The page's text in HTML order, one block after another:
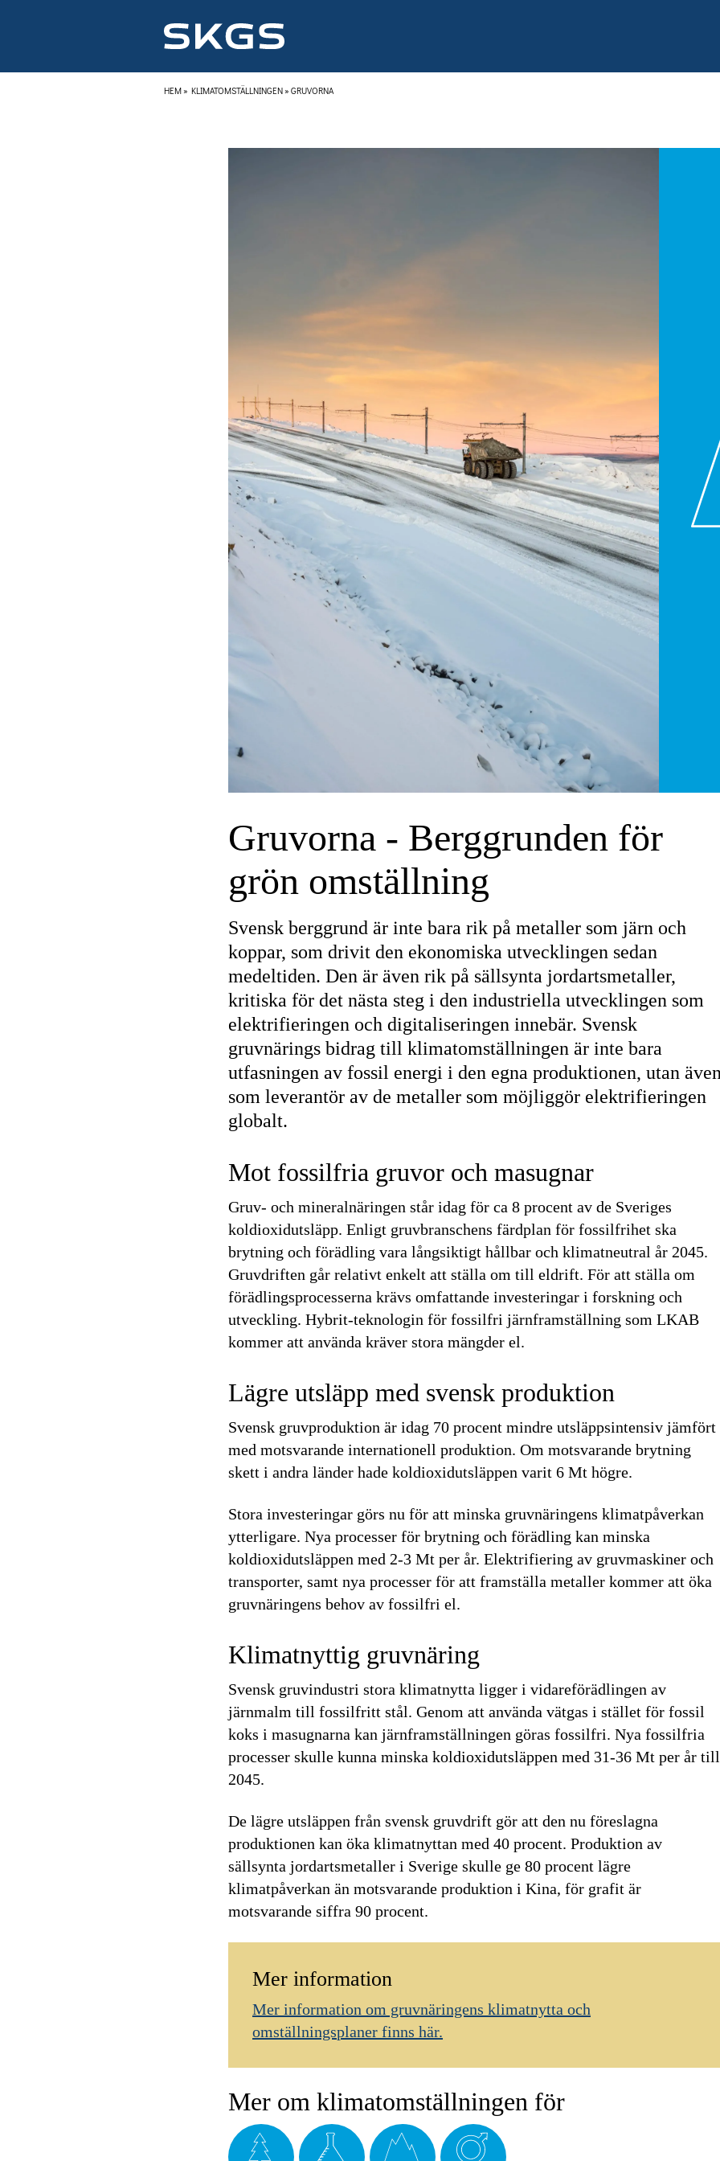
HEM» KLIMATOMSTÄLLNINGEN» GRUVORNA
Gruvorna - Berggrunden för
grön omställning
Svensk berggrund är inte bara rik på metaller som järn och
koppar, som drivit den ekonomiska utvecklingen sedan
medeltiden. Den är även rik på sällsynta jordartsmetaller,
kritiska för det nästa steg i den industriella utvecklingen som
elektrifieringen och digitaliseringen innebär. Svensk
gruvnärings bidrag till klimatomställningen är inte bara
utfasningen av fossil energi i den egna produktionen, utan
som leverantör av de metaller som möjliggör elektrifieringen
globalt.
Mot fossilfria gruvor och masugnar
Gruv- och mineralnäringen står idag för ca 8 procent av de Sveriges
koldioxidutsläpp. Enligt gruvbranschens färdplan för fossilfrihet ska
brytning och förädling vara långsiktigt hållbar och klimatneutral år 2045.
Gruvdriften går relativt enkelt att ställa om till eldrift. För att ställa om
förädlingsprocesserna krävs omfattande investeringar i forskning och
utveckling. Hybrit-teknologin för fossilfri järnframställning som LKAB
kommer att använda kräver stora mängder el.
Lägre utsläpp med svensk produktion
Svensk gruvproduktion är idag 70 procent mindre utsläppsintensiv jämfört
med motsvarande internationell produktion. Om motsvarande brytning
skett i andra länder hade koldioxidutsläppen varit 6 Mt högre.
Stora investeringar görs nu för att minska gruvnäringens klimatpåverkan
ytterligare. Nya processer för brytning och förädling kan minska
koldioxidutsläppen med 2-3 Mt per år. Elektrifiering av gruvmaskiner och
transporter, samt nya processer för att framställa metaller kommer att öka
gruvnäringens behov av fossilfri el.
Klimatnyttig gruvnäring
Svensk gruvindustri stora klimatnytta ligger i vidareförädlingen av
järnmalm till fossilfritt stål. Genom att använda vätgas i stället för fossil
koks i masugnarna kan järnframställningen göras fossilfri. Nya fossilfria
processer skulle kunna minska koldioxidutsläppen med 31-36 Mt per år till
2045.
De lägre utsläppen från svensk gruvdrift gör att den nu föreslagna
produktionen kan öka klimatnyttan med 40 procent. Produktion av
sällsynta jordartsmetaller i Sverige skulle ge 80 procent lägre
klimatpåverkan än motsvarande produktion i Kina, för grafit är
motsvarande siffra 90 procent.
Mer information
Mer information om gruvnäringens klimatnytta och
omställningsplaner finns här.
Mer om klimatomställningen för